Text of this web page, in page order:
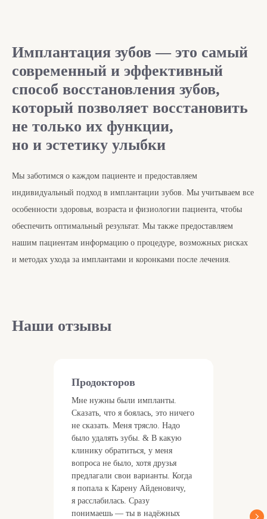
Имплантация зубов — это самый
современный и эффективный
способ восстановления зубов,
который позволяет восстановить
не только их функции,
но и эстетику улыбки
Мы заботимся о каждом пациенте и предоставляем
индивидуальный подход в имплантации зубов. Мы учитываем все
особенности здоровья, возраста и физиологии пациента, чтобы
обеспечить оптимальный результат. Мы также предоставляем
нашим пациентам информацию о процедуре, возможных рисках
и методах ухода за имплантами и коронками после лечения.
Наши отзывы
Продокторов
Мне нужны были импланты.
Сказать, что я боялась, это ничего
не сказать. Меня трясло. Надо
было удалять зубы. & В какую
клинику обратиться, у меня
вопроса не было, хотя друзья
предлагали свои варианты. Когда
я попала к Карену Айденовичу,
я расслабилась. Сразу
понимаешь — ты в надёжных